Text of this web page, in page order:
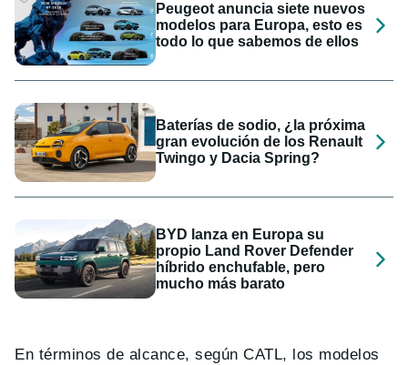
Peugeot anuncia siete nuevos
modelos para Europa, esto es
todo lo que sabemos de ellos
Baterías de sodio, ¿la próxima
gran evolución de los Renault
Twingo y Dacia Spring?
BYD lanza en Europa su
propio Land Rover Defender
híbrido enchufable, pero
mucho más barato
En términos de alcance, según CATL, los modelos